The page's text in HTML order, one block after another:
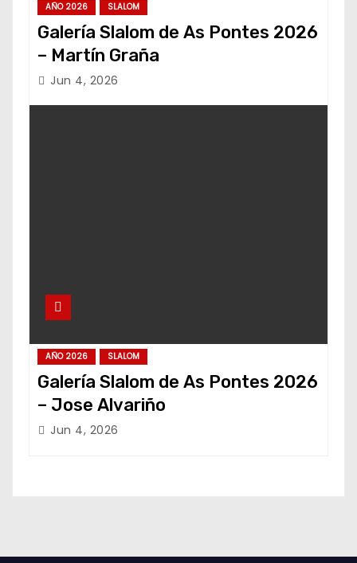
AÑO 2026 SLALOM
Galería Slalom de As Pontes 2026
– Martín Graña
Jun 4, 2026
AÑO 2026 SLALOM
Galería Slalom de As Pontes 2026
– Jose Alvariño
Jun 4, 2026